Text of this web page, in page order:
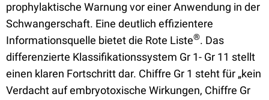
prophylaktische Warnung vor einer Anwendung in der
Schwangerschaft. Eine deutlich effizientere
Informationsquelle bietet die Rote Liste®. Das
differenzierte Klassifikationssystem Gr 1- Gr 11 stellt
einen klaren Fortschritt dar. Chiffre Gr 1 steht für „kein
Verdacht auf embryotoxische Wirkungen, Chiffre Gr